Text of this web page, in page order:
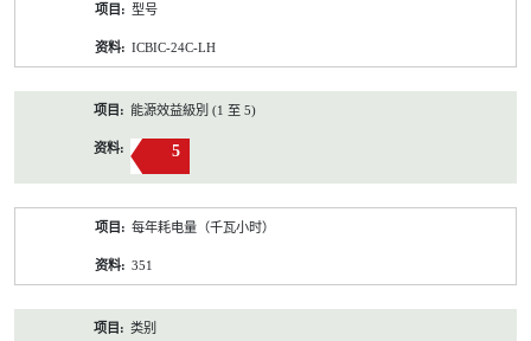
型号
ICBIC-24C-LH
能源效益級別 (1 至 5)
5
每年耗电量（千瓦小时）
351
类别